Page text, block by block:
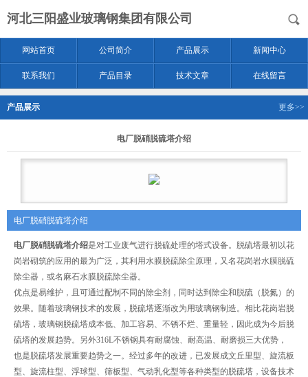
河北三阳盛业玻璃钢集团有限公司
网站首页 公司简介 产品展示 新闻中心
联系我们 产品目录 技术文章 在线留言
产品展示 更多>>
电厂脱硝脱硫塔介绍
电厂脱硝脱硫塔介绍
电厂脱硝脱硫塔介绍是对工业废气进行脱硫处理的塔式设备。脱硫塔最初以花
岗岩砌筑的应用的最为广泛，其利用水膜脱硫除尘原理，又名花岗岩水膜脱硫
除尘器，或名麻石水膜脱硫除尘器。
优点是易维护，且可通过配制不同的除尘剂，同时达到除尘和脱硫（脱氮）的
效果。随着玻璃钢技术的发展，脱硫塔逐渐改为用玻璃钢制造。相比花岗岩脱
硫塔，玻璃钢脱硫塔成本低、加工容易、不锈不烂、重量轻，因此成为今后脱
硫塔的发展趋势。另外316L不锈钢具有耐腐蚀、耐高温、耐磨损三大优势，
也是脱硫塔发展重要趋势之一。经过多年的改进，已发展成文丘里型、旋流板
型、旋流柱型、浮球型、筛板型、气动乳化型等各种类型的脱硫塔，设备技术